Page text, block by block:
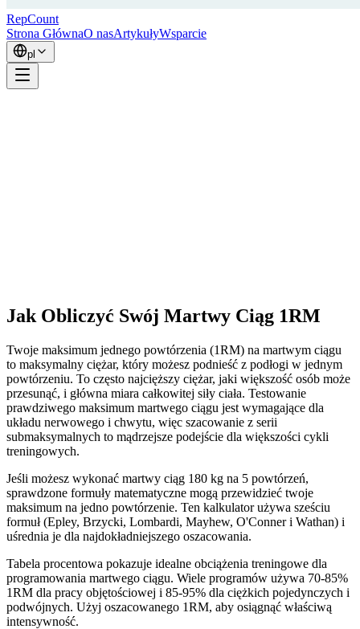
RepCount
Strona GłównaO nasArtykułyWsparcie
pl
Jak Obliczyć Swój Martwy Ciąg 1RM
Twoje maksimum jednego powtórzenia (1RM) na martwym ciągu
to maksymalny ciężar, który możesz podnieść z podłogi w jednym
powtórzeniu. To często najcięższy ciężar, jaki większość osób może
przesunąć, i główna miara całkowitej siły ciała. Testowanie
prawdziwego maksimum martwego ciągu jest wymagające dla
układu nerwowego i chwytu, więc szacowanie z serii
submaksymalnych to mądrzejsze podejście dla większości cykli
treningowych.
Jeśli możesz wykonać martwy ciąg 180 kg na 5 powtórzeń,
sprawdzone formuły matematyczne mogą przewidzieć twoje
maksimum na jedno powtórzenie. Ten kalkulator używa sześciu
formuł (Epley, Brzycki, Lombardi, Mayhew, O'Conner i Wathan) i
uśrednia je dla najdokładniejszego oszacowania.
Tabela procentowa pokazuje idealne obciążenia treningowe dla
programowania martwego ciągu. Wiele programów używa 70-85%
1RM dla pracy objętościowej i 85-95% dla ciężkich pojedynczych i
podwójnych. Użyj oszacowanego 1RM, aby osiągnąć właściwą
intensywność.